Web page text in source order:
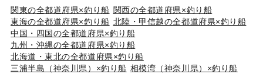
関東の全都道府県×釣り船 関西の全都道府県×釣り船
東海の全都道府県×釣り船 北陸・甲信越の全都道府県×釣り船
中国・四国の全都道府県×釣り船
九州・沖縄の全都道府県×釣り船
北海道・東北の全都道府県×釣り船
三浦半島（神奈川県）×釣り船 相模湾（神奈川県）×釣り船